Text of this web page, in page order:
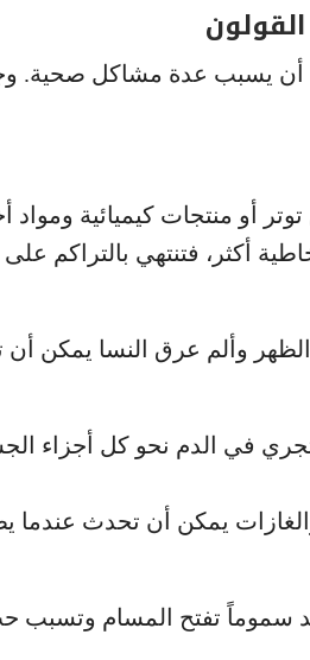
أن يسبب عدة مشاكل صحية.
أو منتجات كيميائية
أكثر، فتنتهي بالتراكم
وألم عرق النسا يمكن أن
تجري في الدم نحو كل أجزاء
يمكن أن تحدث عندما
سموماً تفتح المسام وتسبب